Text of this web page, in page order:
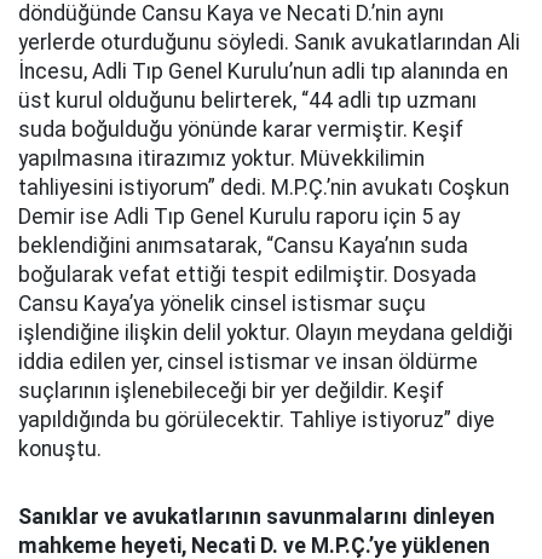
döndüğünde Cansu Kaya ve Necati D.’nin aynı
yerlerde oturduğunu söyledi. Sanık avukatlarından Ali
İncesu, Adli Tıp Genel Kurulu’nun adli tıp alanında en
üst kurul olduğunu belirterek, “44 adli tıp uzmanı
suda boğulduğu yönünde karar vermiştir. Keşif
yapılmasına itirazımız yoktur. Müvekkilimin
tahliyesini istiyorum” dedi. M.P.Ç.’nin avukatı Coşkun
Demir ise Adli Tıp Genel Kurulu raporu için 5 ay
beklendiğini anımsatarak, “Cansu Kaya’nın suda
boğularak vefat ettiği tespit edilmiştir. Dosyada
Cansu Kaya’ya yönelik cinsel istismar suçu
işlendiğine ilişkin delil yoktur. Olayın meydana geldiği
iddia edilen yer, cinsel istismar ve insan öldürme
suçlarının işlenebileceği bir yer değildir. Keşif
yapıldığında bu görülecektir. Tahliye istiyoruz” diye
konuştu.
Sanıklar ve avukatlarının savunmalarını dinleyen
mahkeme heyeti, Necati D. ve M.P.Ç.’ye yüklenen